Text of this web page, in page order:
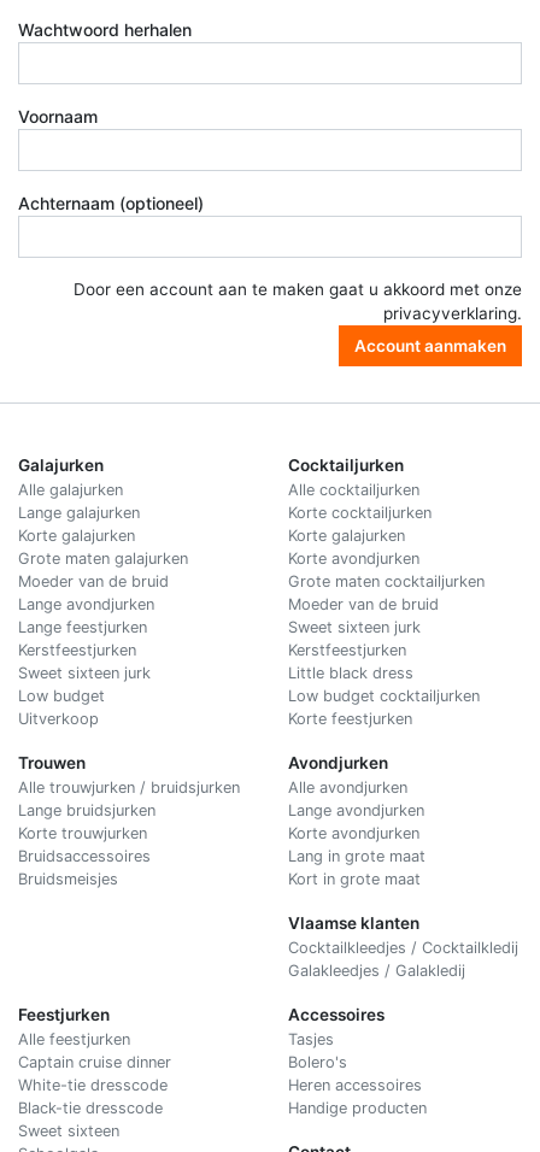
Wachtwoord herhalen
Voornaam
Achternaam (optioneel)
Door een account aan te maken gaat u akkoord met onze
privacyverklaring.
Account aanmaken
Galajurken
Alle galajurken
Lange galajurken
Korte galajurken
Grote maten galajurken
Moeder van de bruid
Lange avondjurken
Lange feestjurken
Kerstfeestjurken
Sweet sixteen jurk
Low budget
Uitverkoop
Trouwen
Alle trouwjurken / bruidsjurken
Lange bruidsjurken
Korte trouwjurken
Bruidsaccessoires
Bruidsmeisjes
Cocktailjurken
Alle cocktailjurken
Korte cocktailjurken
Korte galajurken
Korte avondjurken
Grote maten cocktailjurken
Moeder van de bruid
Sweet sixteen jurk
Kerstfeestjurken
Little black dress
Low budget cocktailjurken
Korte feestjurken
Avondjurken
Alle avondjurken
Lange avondjurken
Korte avondjurken
Lang in grote maat
Kort in grote maat
Vlaamse klanten
Cocktailkleedjes / Cocktailkledij
Galakleedjes / Galakledij
Feestjurken
Alle feestjurken
Captain cruise dinner
White-tie dresscode
Black-tie dresscode
Sweet sixteen
Accessoires
Tasjes
Bolero's
Heren accessoires
Handige producten